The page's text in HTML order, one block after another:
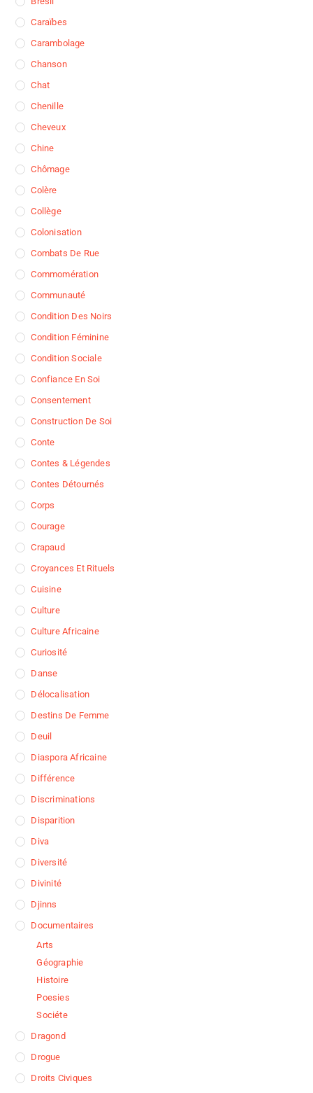
Caraïbes
Carambolage
Chanson
Chat
Chenille
Cheveux
Chine
Chômage
Colère
Collège
Colonisation
Combats De Rue
Commomération
Communauté
Condition Des Noirs
Condition Féminine
Condition Sociale
Confiance En Soi
Consentement
Construction De Soi
Conte
Contes & Légendes
Contes Détournés
Corps
Courage
Crapaud
Croyances Et Rituels
Cuisine
Culture
Culture Africaine
Curiosité
Danse
Délocalisation
Destins De Femme
Deuil
Diaspora Africaine
Différence
Discriminations
Disparition
Diva
Diversité
Divinité
Djinns
Documentaires
Arts
Géographie
Histoire
Poesies
Sociéte
Dragond
Drogue
Droits Civiques